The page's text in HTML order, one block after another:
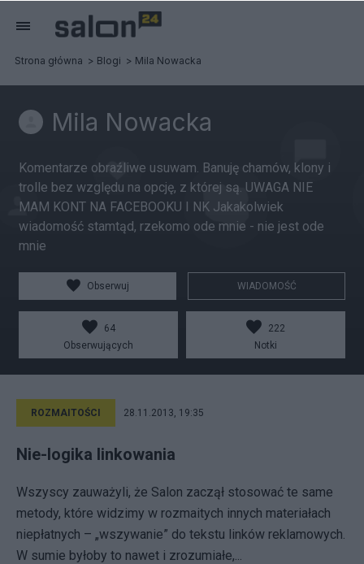
Strona główna Blogi Mila Nowacka
Mila Nowacka
Komentarze obraźliwe usuwam. Banuję chamów, klony i
trolle bez względu na opcję, z której są. UWAGA NIE
MAM KONT NA FACEBOOKU I NK Jakakolwiek
wiadomość stamtąd, rzekomo ode mnie - nie jest ode
mnie
Obserwuj WIADOMOŚĆ
64
Obserwujących
222
Notki
ROZMAITOŚCI 28.11.2013, 19:35
Nie-logika linkowania
Wszyscy zauważyli, że Salon zaczął stosować te same
metody, które widzimy w rozmaitych innych materiałach
niepłatnych – „wszywanie” do tekstu linków reklamowych.
W sumie byłoby to nawet i zrozumiałe,...